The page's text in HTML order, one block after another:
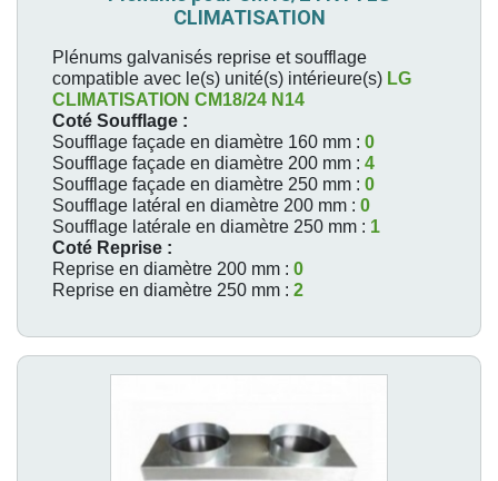
CLIMATISATION
Plénums galvanisés reprise et soufflage
compatible avec le(s) unité(s) intérieure(s) LG
CLIMATISATION CM18/24 N14
Coté Soufflage :
Soufflage façade en diamètre 160 mm : 0
Soufflage façade en diamètre 200 mm : 4
Soufflage façade en diamètre 250 mm : 0
Soufflage latéral en diamètre 200 mm : 0
Soufflage latérale en diamètre 250 mm : 1
Coté Reprise :
Reprise en diamètre 200 mm : 0
Reprise en diamètre 250 mm : 2